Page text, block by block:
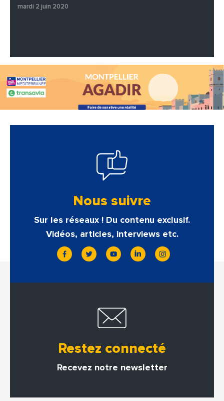
mardi 2 juin 2020
Nous suivre
Sur les réseaux ! Du contenu exclusif.
Vidéos, articles, interviews etc.
Restez connecté
Recevez notre newsletter